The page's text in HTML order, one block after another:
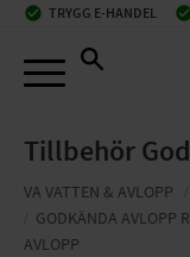
check_circle TRYGG E-HANDEL
Tillbehör
VA VATTEN & AVLOPP
GODKÄNDA AVLOPP
AVLOPP